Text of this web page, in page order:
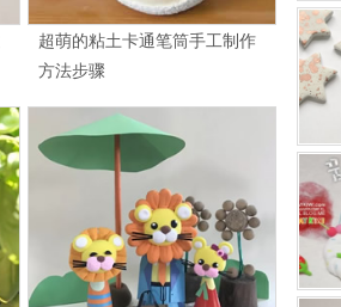
超萌的粘土卡通笔筒手工制作
方法步骤